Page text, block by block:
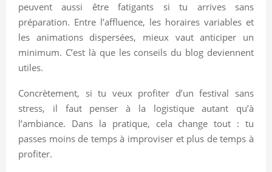
peuvent aussi être fatigants si tu arrives sans
préparation. Entre l’affluence, les horaires variables et
les animations dispersées, mieux vaut anticiper un
minimum. C’est là que les conseils du blog deviennent
utiles.
Concrètement, si tu veux profiter d’un festival sans
stress, il faut penser à la logistique autant qu’à
l’ambiance. Dans la pratique, cela change tout : tu
passes moins de temps à improviser et plus de temps à
profiter.